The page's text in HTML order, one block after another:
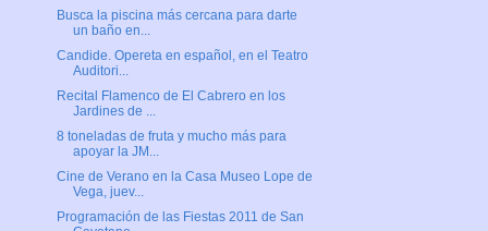
Busca la piscina más cercana para darte
un baño en...
Candide. Opereta en español, en el Teatro
Auditori...
Recital Flamenco de El Cabrero en los
Jardines de ...
8 toneladas de fruta y mucho más para
apoyar la JM...
Cine de Verano en la Casa Museo Lope de
Vega, juev...
Programación de las Fiestas 2011 de San